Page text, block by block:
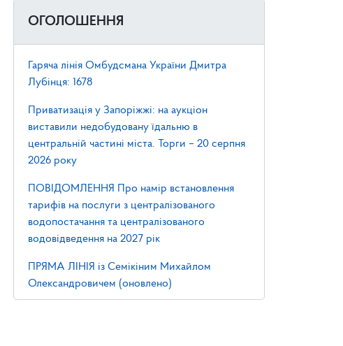
ОГОЛОШЕННЯ
Гаряча лінія Омбудсмана України Дмитра
Лубінця: 1678
Приватизація у Запоріжжі: на аукціон
виставили недобудовану їдальню в
центральній частині міста. Торги – 20 серпня
2026 року
ПОВІДОМЛЕННЯ Про намір встановлення
тарифів на послуги з централізованого
водопостачання та централізованого
водовідведення на 2027 рік
ПРЯМА ЛІНІЯ із Семікіним Михайлом
Олександровичем (оновлено)